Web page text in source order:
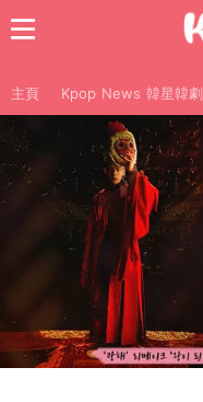
主頁 Kpop News 韓星韓劇